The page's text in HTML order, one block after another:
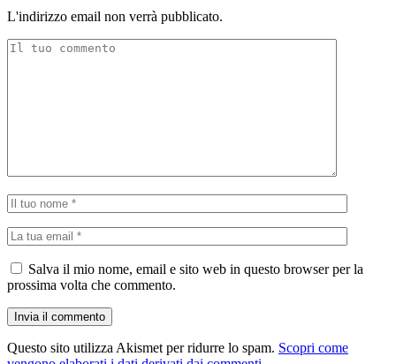
L'indirizzo email non verrà pubblicato.
Salva il mio nome, email e sito web in questo browser per la
prossima volta che commento.
Questo sito utilizza Akismet per ridurre lo spam. Scopri come